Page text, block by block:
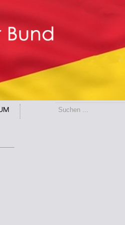
Suchen
...